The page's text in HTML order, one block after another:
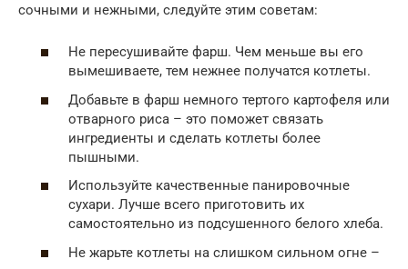
сочными и нежными, следуйте этим советам:
Не пересушивайте фарш. Чем меньше вы его
вымешиваете, тем нежнее получатся котлеты.
Добавьте в фарш немного тертого картофеля или
отварного риса – это поможет связать
ингредиенты и сделать котлеты более
пышными.
Используйте качественные панировочные
сухари. Лучше всего приготовить их
самостоятельно из подсушенного белого хлеба.
Не жарьте котлеты на слишком сильном огне –